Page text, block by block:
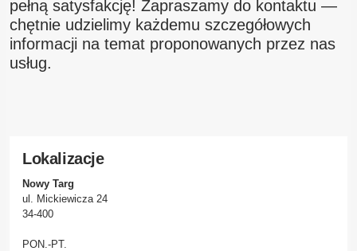
pełną satysfakcję! Zapraszamy do kontaktu —
chętnie udzielimy każdemu szczegółowych
informacji na temat proponowanych przez nas
usług.
Lokalizacje
Nowy Targ
ul. Mickiewicza 24
34-400
PON.-PT.